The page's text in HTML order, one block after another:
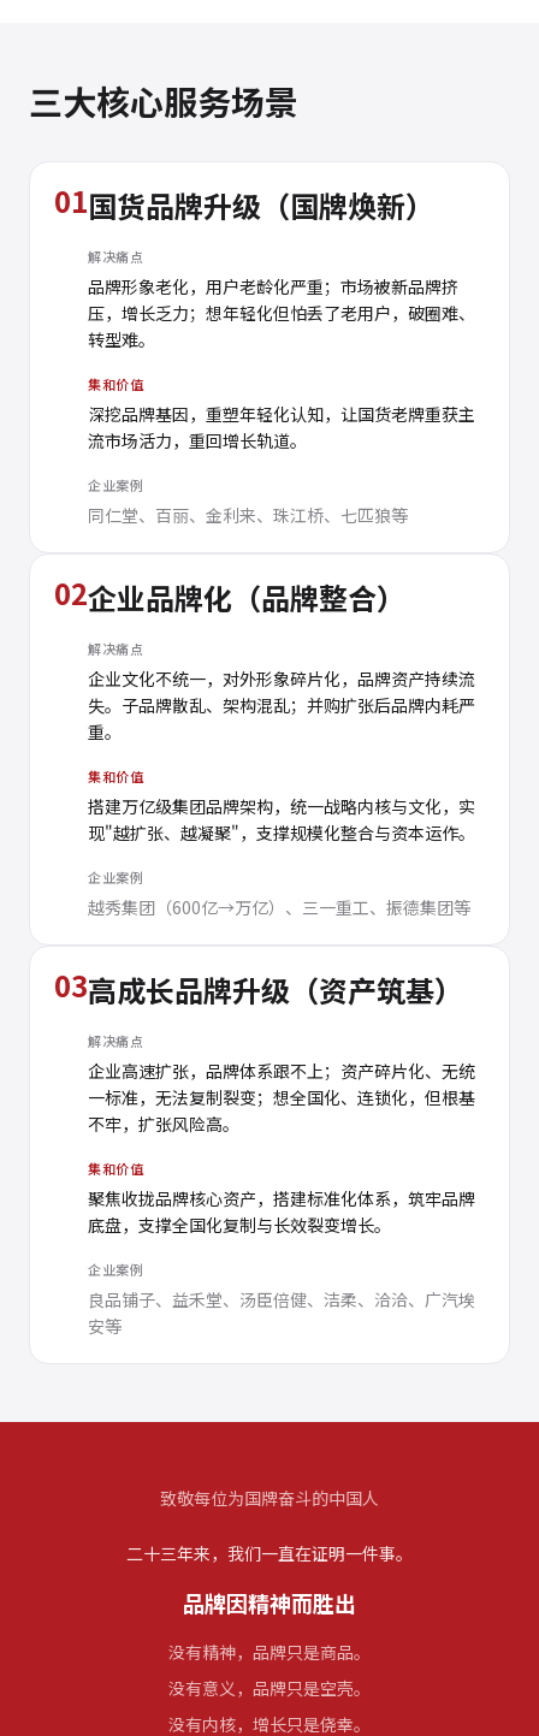
三大核心服务场景
01国货品牌升级（国牌焕新）
解决痛点
品牌形象老化，用户老龄化严重；市场被新品牌挤
压，增长乏力；想年轻化但怕丢了老用户，破圈难、
转型难。
集和价值
深挖品牌基因，重塑年轻化认知，让国货老牌重获主
流市场活力，重回增长轨道。
企业案例
同仁堂、百丽、金利来、珠江桥、七匹狼等
02企业品牌化（品牌整合）
解决痛点
企业文化不统一，对外形象碎片化，品牌资产持续流
失。子品牌散乱、架构混乱；并购扩张后品牌内耗严
重。
集和价值
搭建万亿级集团品牌架构，统一战略内核与文化，实
现"越扩张、越凝聚"，支撑规模化整合与资本运作。
企业案例
越秀集团（600亿→万亿）、三一重工、振德集团等
03高成长品牌升级（资产筑基）
解决痛点
企业高速扩张，品牌体系跟不上；资产碎片化、无统
一标准，无法复制裂变；想全国化、连锁化，但根基
不牢，扩张风险高。
集和价值
聚焦收拢品牌核心资产，搭建标准化体系，筑牢品牌
底盘，支撑全国化复制与长效裂变增长。
企业案例
良品铺子、益禾堂、汤臣倍健、洁柔、洽洽、广汽埃
安等
致敬每位为国牌奋斗的中国人
二十三年来，我们一直在证明一件事。
品牌因精神而胜出
没有精神，品牌只是商品。
没有意义，品牌只是空壳。
没有内核，增长只是侥幸。